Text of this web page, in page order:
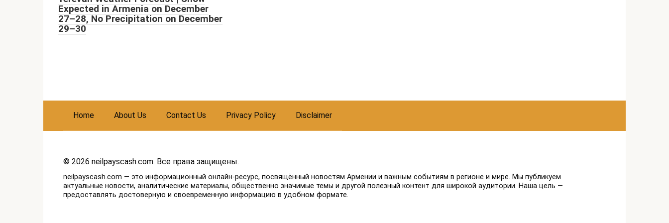
Expected in Armenia on December
27–28, No Precipitation on December
29–30
Home About Us Contact Us Privacy Policy Disclaimer
© 2026 neilpayscash.com. Все права защищены.
neilpayscash.com — это информационный онлайн-ресурс, посвящённый новостям Армении и важным событиям в регионе и мире. Мы публикуем
актуальные новости, аналитические материалы, общественно значимые темы и другой полезный контент для широкой аудитории. Наша цель —
предоставлять достоверную и своевременную информацию в удобном формате.